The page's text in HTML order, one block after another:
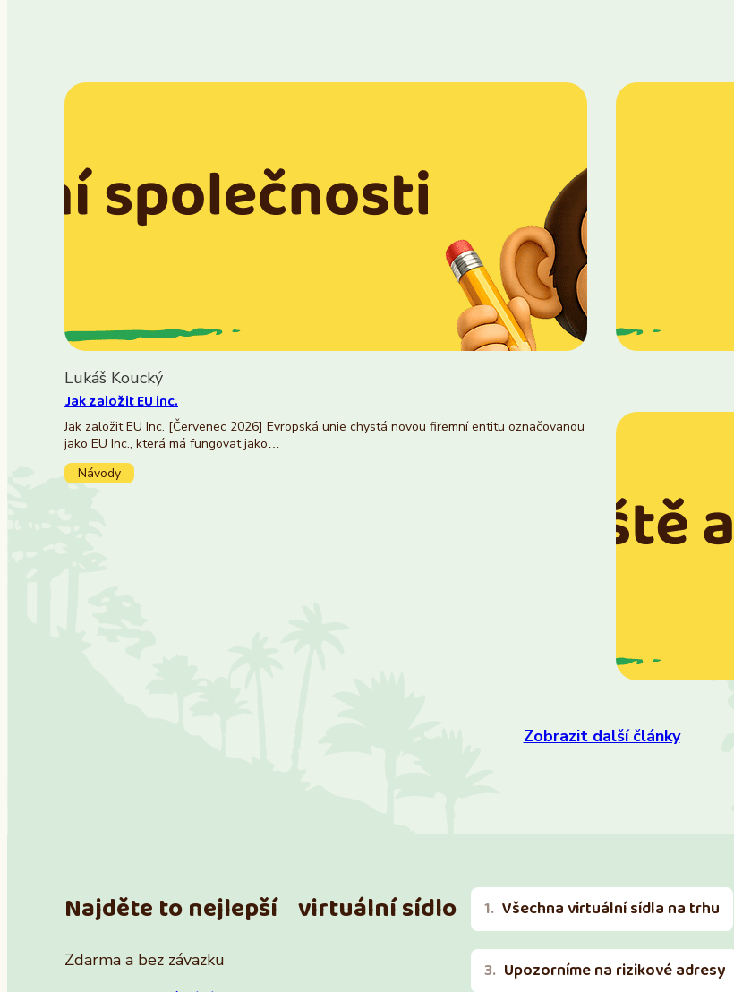
Lukáš Koucký
Jak založit EU inc.
Jak založit EU Inc. [Červenec 2026] Evropská unie chystá novou firemní entitu označovanou
jako EU Inc., která má fungovat jako…
Návody
Zobrazit další články
Najděte to nejlepší virtuální sídlo
Zdarma a bez závazku
Všechna virtuální sídla na trhu
Upozorníme na rizikové adresy